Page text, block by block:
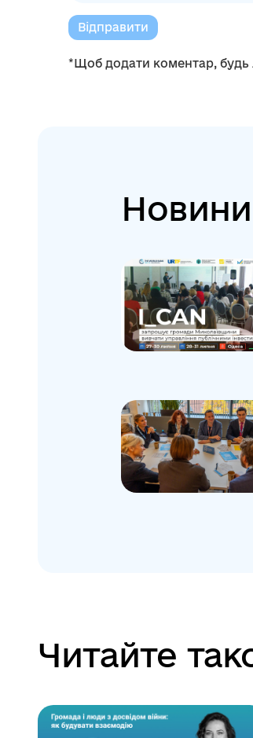
Відправити
*Щоб додати коментар, будь
Читайте